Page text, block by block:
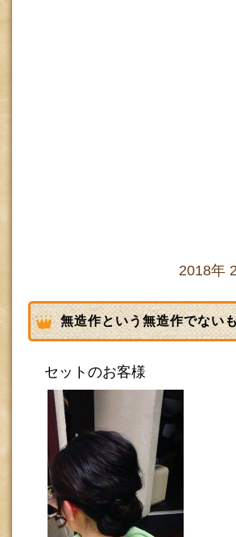
2018年
無造作という無造作でない
セットのお客様